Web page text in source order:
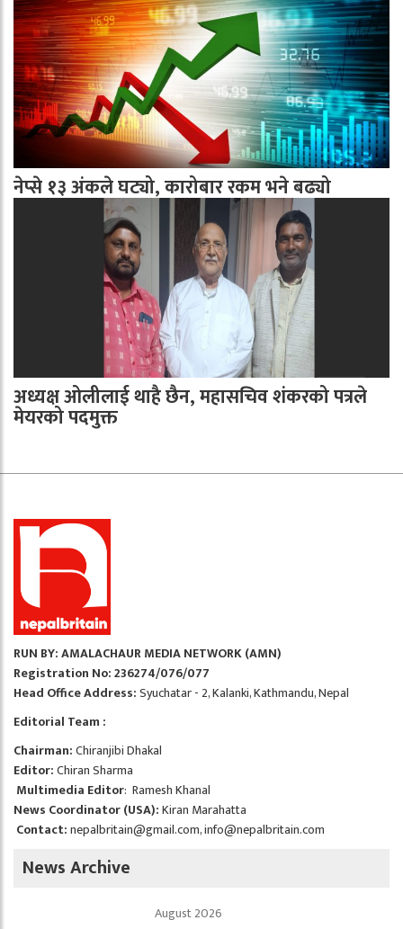
नेप्से १३ अंकले घट्यो, कारोबार रकम भने बढ्यो
अध्यक्ष ओलीलाई थाहै छैन, महासचिव शंकरको पत्रले
मेयरको पदमुक्त
RUN BY: AMALACHAUR MEDIA NETWORK (AMN)
Registration No: 236274/076/077
Head Office Address:Syuchatar - 2, Kalanki, Kathmandu, Nepal
Editorial Team :
Chairman:Chiranjibi Dhakal
Editor:Chiran Sharma
Multimedia Editor: Ramesh Khanal
News Coordinator (USA):Kiran Marahatta
Contact:nepalbritain@gmail.com,info@nepalbritain.com
News Archive
August 2026